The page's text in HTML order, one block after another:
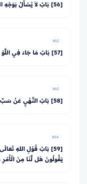
[56] بَابٌ لاَ يُسْأَلُ بَوَجْهِ اللهِ إِلاَّ الْـجَنَّةُ
#62
[57] بَابُ مَا جَاءَ فِي اللَّوْ (فيه تفصيلٌ)
#63
[58] بَابُ النَّهْيِ عَنْ سَبِّ الرِّيحِ (الرِّضا بالقضاء)
#64
[59] بَابُ قَوْلِ اللهِ
يَقُولُونَ هَل لَّنَا مِنَ